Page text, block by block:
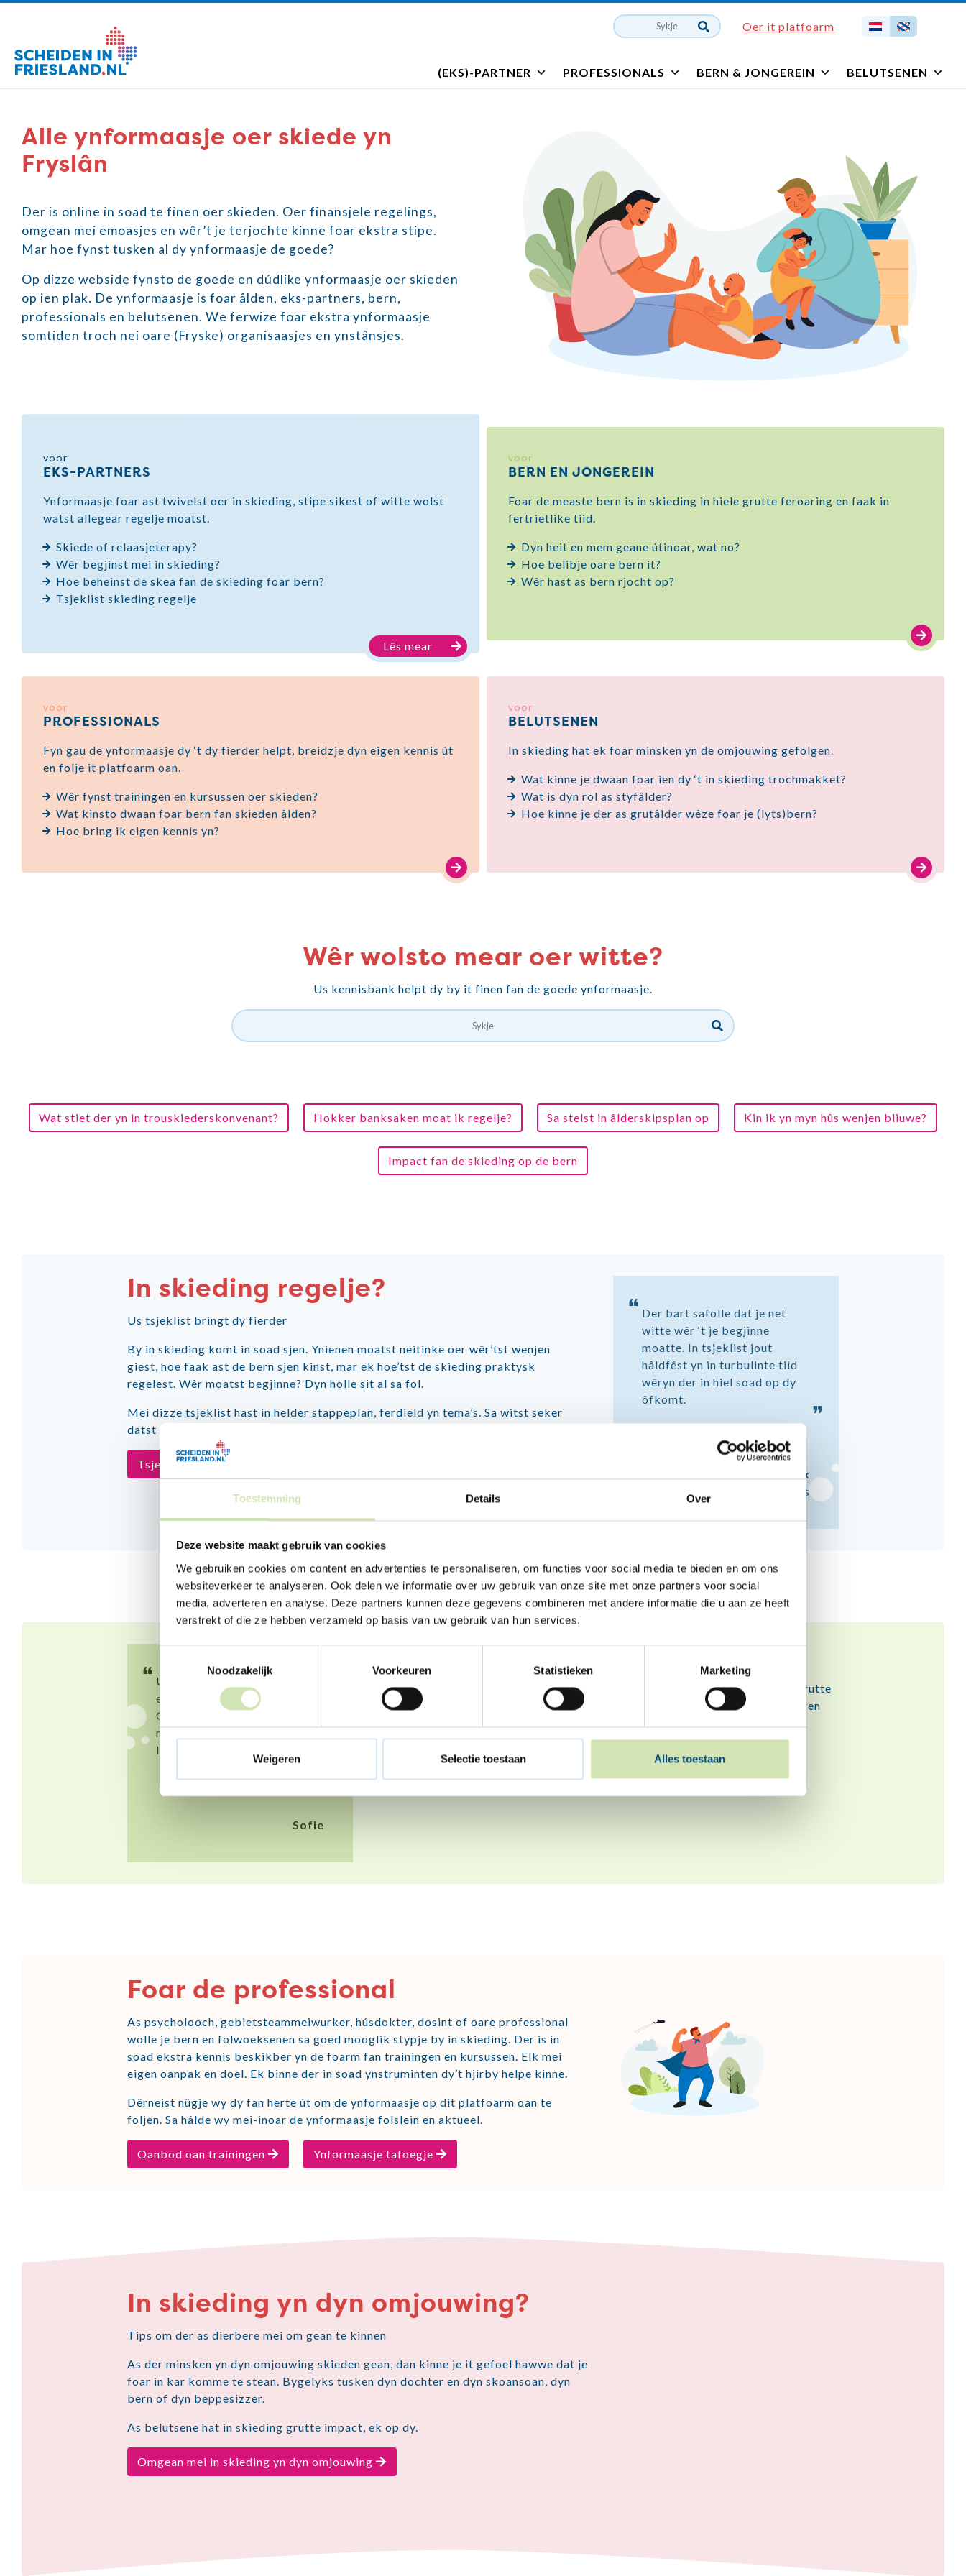
Toestemming Details Over
Deze website maakt gebruik van cookies
We gebruiken cookies om content en advertenties te personaliseren, om functies voor social media te bieden en om ons
websiteverkeer te analyseren. Ook delen we informatie over uw gebruik van onze site met onze partners voor social
media, adverteren en analyse. Deze partners kunnen deze gegevens combineren met andere informatie die u aan ze heeft
verstrekt of die ze hebben verzameld op basis van uw gebruik van hun services.
Noodzakelijk
Voorkeuren Statistieken Marketing
Weigeren Selectie toestaan Alles toestaan
Oer it platfoarm
(EKS)-PARTNER PROFESSIONALS BERN & JONGEREIN BELUTSENEN
Alle ynformaasje oer skiede yn
Fryslân
Der is online in soad te finen oer skieden. Oer finansjele regelings,
omgean mei emoasjes en wêr’t je terjochte kinne foar ekstra stipe.
Mar hoe fynst tusken al dy ynformaasje de goede?
Op dizze webside fynsto de goede en dúdlike ynformaasje oer skieden
op ien plak. De ynformaasje is foar âlden, eks-partners, bern,
professionals en belutsenen. We ferwize foar ekstra ynformaasje
somtiden troch nei oare (Fryske) organisaasjes en ynstânsjes.
voor
EKS-PARTNERS
Ynformaasje foar ast twivelst oer in skieding, stipe sikest of witte wolst
watst allegear regelje moatst.
Skiede of relaasjeterapy?
Wêr begjinst mei in skieding?
Hoe beheinst de skea fan de skieding foar bern?
Tsjeklist skieding regelje
Lês mear
voor
BERN EN JONGEREIN
Foar de measte bern is in skieding in hiele grutte feroaring en faak in
fertrietlike tiid.
Dyn heit en mem geane útinoar, wat no?
Hoe belibje oare bern it?
Wêr hast as bern rjocht op?
voor
PROFESSIONALS
Fyn gau de ynformaasje dy ‘t dy fierder helpt, breidzje dyn eigen kennis út
en folje it platfoarm oan.
Wêr fynst trainingen en kursussen oer skieden?
Wat kinsto dwaan foar bern fan skieden âlden?
Hoe bring ik eigen kennis yn?
voor
BELUTSENEN
In skieding hat ek foar minsken yn de omjouwing gefolgen.
Wat kinne je dwaan foar ien dy ‘t in skieding trochmakket?
Wat is dyn rol as styfâlder?
Hoe kinne je der as grutâlder wêze foar je (lyts)bern?
Wêr wolsto mear oer witte?
Us kennisbank helpt dy by it finen fan de goede ynformaasje.
Wat stiet der yn in trouskiederskonvenant? Hokker banksaken moat ik regelje? Sa stelst in âlderskipsplan op Kin ik yn myn hûs wenjen bliuwe?
Impact fan de skieding op de bern
In skieding regelje?
Us tsjeklist bringt dy fierder
By in skieding komt in soad sjen. Ynienen moatst neitinke oer wêr’tst wenjen
giest, hoe faak ast de bern sjen kinst, mar ek hoe’tst de skieding praktysk
regelest. Wêr moatst begjinne? Dyn holle sit al sa fol.
Mei dizze tsjeklist hast in helder stappeplan, ferdield yn tema’s. Sa witst seker
datst neat ferjitst en krijst wat mear oersjoch.
Tsjeklist skieding regelje
❝ Der bart safolle dat je net
witte wêr ‘t je begjinne
moatte. In tsjeklist jout
hâldfêst yn in turbulinte tiid
wêryn der in hiel soad op dy
ôfkomt.
❞
Alex
Heit fan Cees
❝ Us heit en mem geane útinoar
en ik fyn it hiel lestich.
Gelokkich kin ik goed prate
mei myn freondinne. Dat
luchtet op.
Sofie
Do hast heard dat dyn âlden skiede sille. Foar de measte bern is it in hiele grutte
feroaring en faak in fertrietlike tiid. Hoe giest dêrmei om, en hoe dogge oaren
Omgean mei in skieding
Foar de professional
As psycholooch, gebietsteammeiwurker, húsdokter, dosint of oare professional
wolle je bern en folwoeksenen sa goed mooglik stypje by in skieding. Der is in
soad ekstra kennis beskikber yn de foarm fan trainingen en kursussen. Elk mei
eigen oanpak en doel. Ek binne der in soad ynstruminten dy’t hjirby helpe kinne.
Dêrneist nûgje wy dy fan herte út om de ynformaasje op dit platfoarm oan te
foljen. Sa hâlde wy mei-inoar de ynformaasje folslein en aktueel.
Oanbod oan trainingen Ynformaasje tafoegje
In skieding yn dyn omjouwing?
Tips om der as dierbere mei om gean te kinnen
As der minsken yn dyn omjouwing skieden gean, dan kinne je it gefoel hawwe dat je
foar in kar komme te stean. Bygelyks tusken dyn dochter en dyn skoansoan, dyn
bern of dyn beppesizzer.
As belutsene hat in skieding grutte impact, ek op dy.
Omgean mei in skieding yn dyn omjouwing